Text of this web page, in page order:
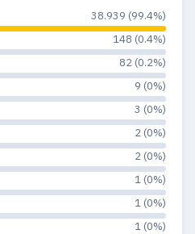
38.939 (99.4%)
148 (0.4%)
82 (0.2%)
9 (0%)
3 (0%)
2 (0%)
2 (0%)
1 (0%)
1 (0%)
1 (0%)